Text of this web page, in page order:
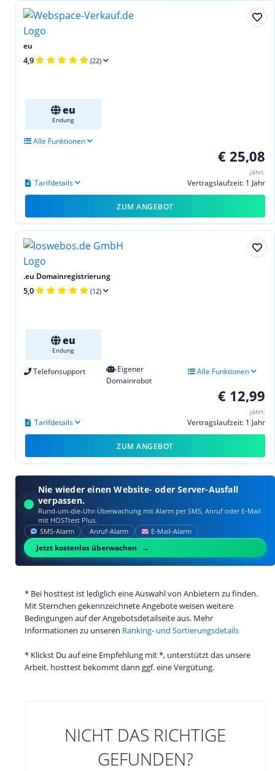
eu
4,9 (22)
eu
Endung
Alle Funktionen
€ 25,08
jährl.
Vertragslaufzeit: 1 Jahr
Tarifdetails
ZUM ANGEBOT
.eu Domainregistrierung
5,0 (12)
eu
Endung
Telefonsupport
Eigener
Domainrobot
Alle Funktionen
€ 12,99
jährl.
Vertragslaufzeit: 1 Jahr
Tarifdetails
ZUM ANGEBOT
Nie wieder einen Website- oder Server-Ausfall
verpassen.
Rund-um-die-Uhr-Überwachung mit Alarm per SMS, Anruf oder E‑Mail
mit HOSTtest Plus.
SMS‑Alarm Anruf‑Alarm E‑Mail‑Alarm
Jetzt kostenlos überwachen
* Bei hosttest ist lediglich eine Auswahl von Anbietern zu finden.
Mit Sternchen gekennzeichnete Angebote weisen weitere
Bedingungen auf der Angebotsdetailseite aus. Mehr
Informationen zu unseren Ranking- und Sortierungsdetails
* Klickst Du auf eine Empfehlung mit *, unterstützt das unsere
Arbeit. hosttest bekommt dann ggf. eine Vergütung.
NICHT DAS RICHTIGE
GEFUNDEN?